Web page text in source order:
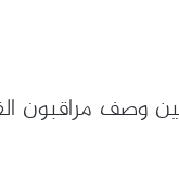
وصف مراقبون